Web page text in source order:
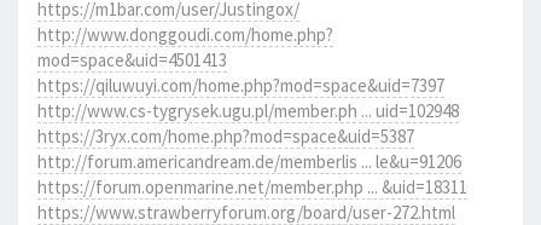
https://m1bar.com/user/Justingox/
http://www.donggoudi.com/home.php?
mod=space&uid=4501413
https://qiluwuyi.com/home.php?mod=space&uid=7397
http://www.cs-tygrysek.ugu.pl/member.ph ... uid=102948
https://3ryx.com/home.php?mod=space&uid=5387
http://forum.americandream.de/memberlis ... le&u=91206
https://forum.openmarine.net/member.php ... &uid=18311
https://www.strawberryforum.org/board/user-272.html